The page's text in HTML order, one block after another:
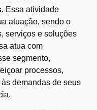
. Essa atividade
atuação, sendo o
serviços e soluções
atua com
segmento,
processos,
demandas de seus